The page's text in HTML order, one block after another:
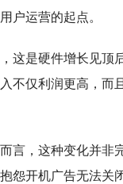
户运营的起点。
这是硬件增长见顶
不仅利润更高，而
言，这种变化并非
怨开机广告无法关